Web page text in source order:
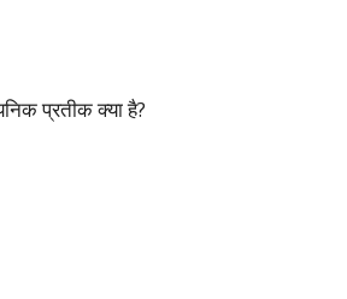
प्रतीक क्या है?